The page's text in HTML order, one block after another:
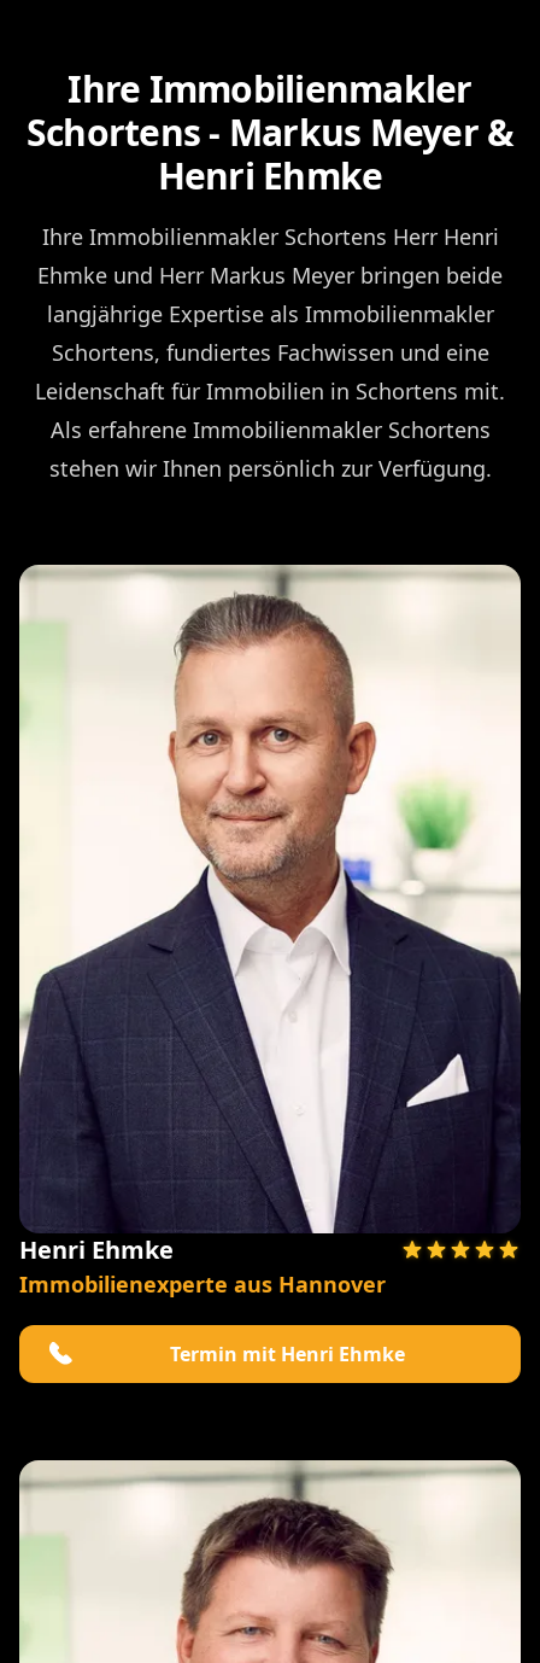
Ihre Immobilienmakler
Schortens - Markus Meyer &
Henri Ehmke
Ihre Immobilienmakler Schortens Herr Henri
Ehmke und Herr Markus Meyer bringen beide
langjährige Expertise als Immobilienmakler
Schortens, fundiertes Fachwissen und eine
Leidenschaft für Immobilien in Schortens mit.
Als erfahrene Immobilienmakler Schortens
stehen wir Ihnen persönlich zur Verfügung.
Henri Ehmke
Immobilienexperte aus Hannover
Termin mit Henri Ehmke